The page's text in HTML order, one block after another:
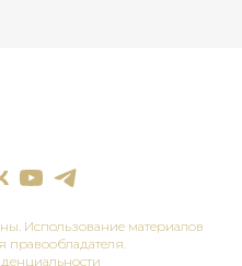
Использование материалов
правообладателя.